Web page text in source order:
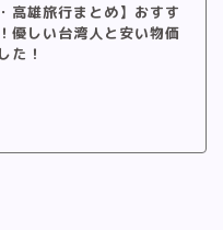
高雄旅行まとめ】おすす
優しい台湾人と安い物価
た！